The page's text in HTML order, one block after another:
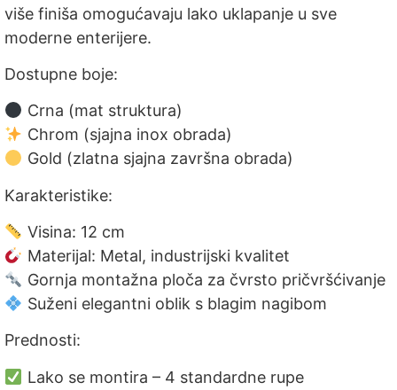
više finiša omogućavaju lako uklapanje u sve
moderne enterijere.
Dostupne boje:
Crna (mat struktura)
Chrom (sjajna inox obrada)
Gold (zlatna sjajna završna obrada)
Karakteristike:
Visina: 12 cm
Materijal: Metal, industrijski kvalitet
Gornja montažna ploča za čvrsto pričvršćivanje
Suženi elegantni oblik s blagim nagibom
Prednosti:
Lako se montira – 4 standardne rupe